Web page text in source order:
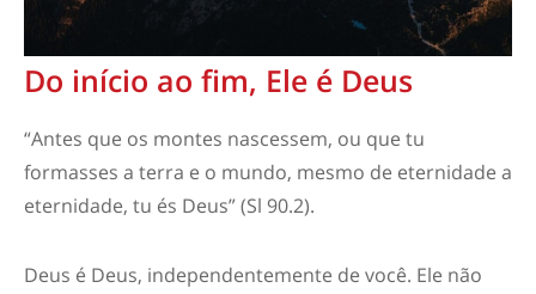
Do início ao fim, Ele é Deus
“Antes que os montes nascessem, ou que tu
formasses a terra e o mundo, mesmo de eternidade a
eternidade, tu és Deus” (Sl 90.2).
Deus é Deus, independentemente de você. Ele não